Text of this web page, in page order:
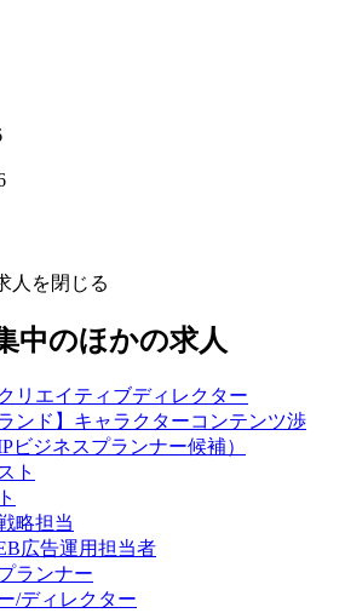
人を閉じる
中のほかの求人
リエイティブディレクター
ンド】キャラクターコンテンツ渉
ビジネスプランナー候補）
ト
略担当
広告運用担当者
ランナー
/ディレクター